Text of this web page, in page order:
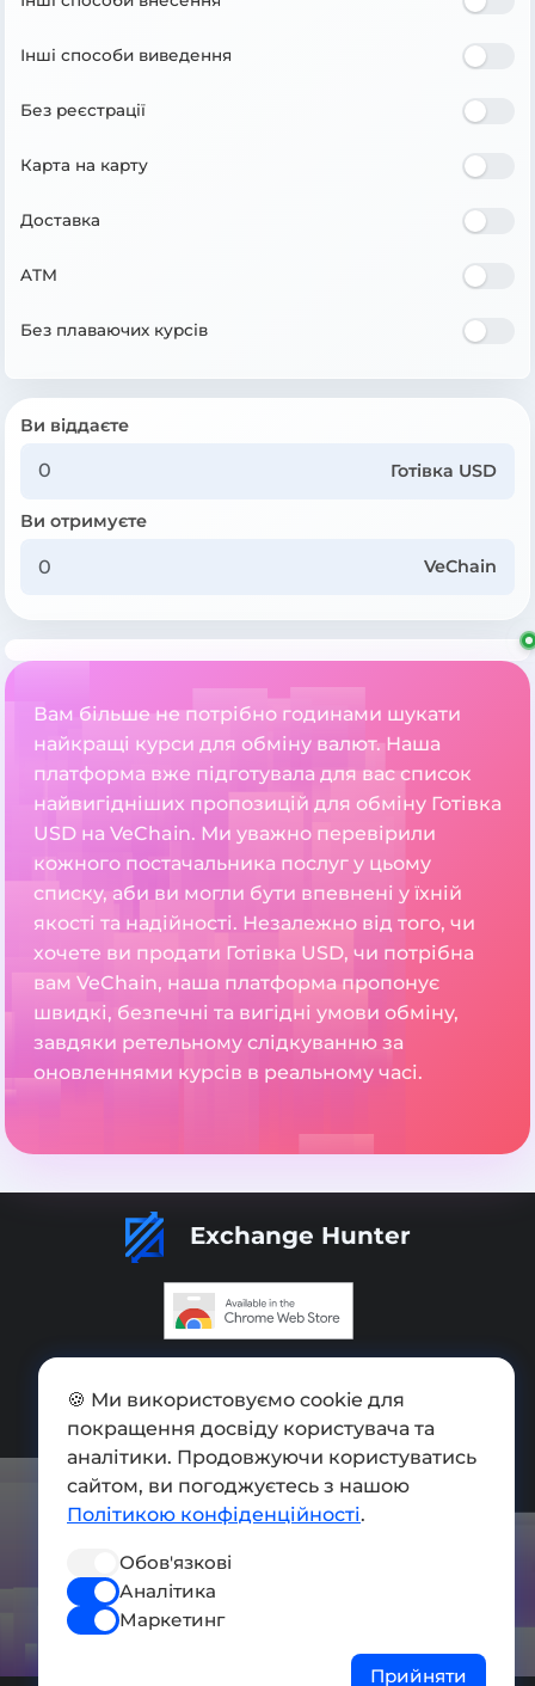
Інші способи виведення
Без реєстрації
Карта на карту
Доставка
ATM
Без плаваючих курсів
Ви віддаєте
Готівка USD
Ви отримуєте
VeChain
Вам більше не потрібно годинами шукати
найкращі курси для обміну валют. Наша
платформа вже підготувала для вас список
найвигідніших пропозицій для обміну Готівка
USD на VeChain. Ми уважно перевірили
кожного постачальника послуг у цьому
списку, аби ви могли бути впевнені у їхній
якості та надійності. Незалежно від того, чи
хочете ви продати Готівка USD, чи потрібна
вам VeChain, наша платформа пропонує
швидкі, безпечні та вигідні умови обміну,
завдяки ретельному слідкуванню за
оновленнями курсів в реальному часі.
Exchange Hunter
Мапа сайту
Press kit
Умови використання
СОЦ. МЕРЕЖІ
🍪 Ми використовуємо cookie для
покращення досвіду користувача та
аналітики. Продовжуючи користуватись
сайтом, ви погоджуєтесь з нашою
Політикою конфіденційності.
Обов'язкові
Аналітика
Маркетинг
Прийняти